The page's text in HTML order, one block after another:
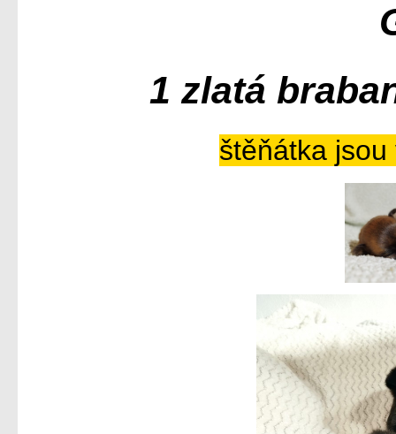
1 zlatá
štěňátka